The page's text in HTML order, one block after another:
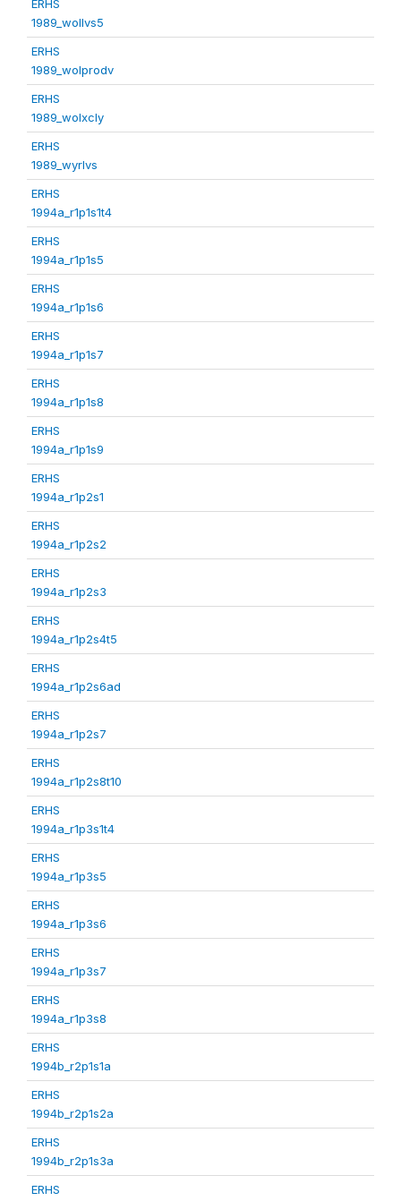
ERHS
1989_wollvs5
ERHS
1989_wolprodv
ERHS
1989_wolxcly
ERHS
1989_wyrlvs
ERHS
1994a_r1p1s1t4
ERHS
1994a_r1p1s5
ERHS
1994a_r1p1s6
ERHS
1994a_r1p1s7
ERHS
1994a_r1p1s8
ERHS
1994a_r1p1s9
ERHS
1994a_r1p2s1
ERHS
1994a_r1p2s2
ERHS
1994a_r1p2s3
ERHS
1994a_r1p2s4t5
ERHS
1994a_r1p2s6ad
ERHS
1994a_r1p2s7
ERHS
1994a_r1p2s8t10
ERHS
1994a_r1p3s1t4
ERHS
1994a_r1p3s5
ERHS
1994a_r1p3s6
ERHS
1994a_r1p3s7
ERHS
1994a_r1p3s8
ERHS
1994b_r2p1s1a
ERHS
1994b_r2p1s2a
ERHS
1994b_r2p1s3a
ERHS